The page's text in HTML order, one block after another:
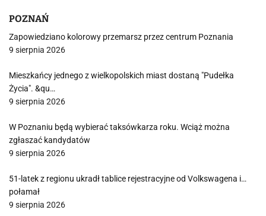
POZNAŃ
Zapowiedziano kolorowy przemarsz przez centrum Poznania
9 sierpnia 2026
Mieszkańcy jednego z wielkopolskich miast dostaną "Pudełka
Życia". &qu…
9 sierpnia 2026
W Poznaniu będą wybierać taksówkarza roku. Wciąż można
zgłaszać kandydatów
9 sierpnia 2026
51-latek z regionu ukradł tablice rejestracyjne od Volkswagena i…
połamał
9 sierpnia 2026